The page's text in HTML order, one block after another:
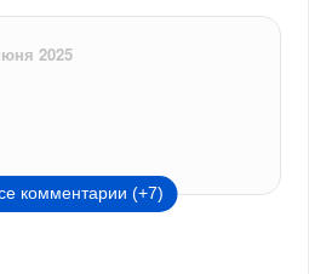
2025
комментарии (+7)